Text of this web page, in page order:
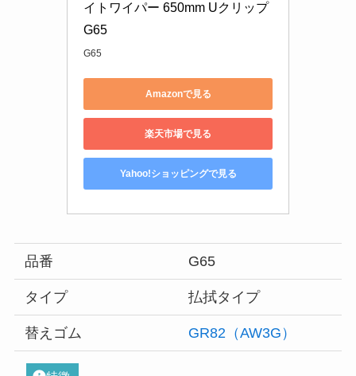
イトワイパー 650mm Uクリップ
G65
G65
Amazonで見る
楽天市場で見る
Yahoo!ショッピングで見る
品番 G65
タイプ 払拭タイプ
替えゴム GR82（AW3G）